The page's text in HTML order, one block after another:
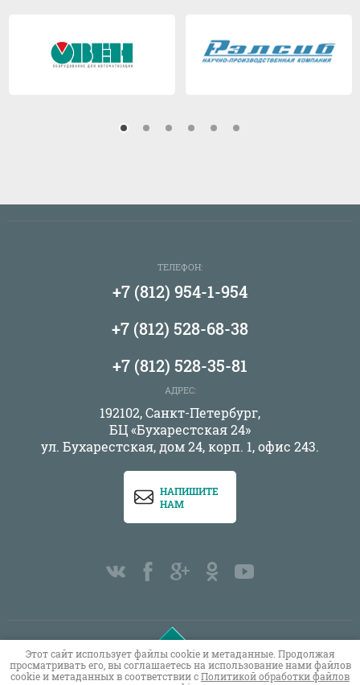
ТЕЛЕФОН:
+7 (812) 954-1-954
+7 (812) 528-68-38
+7 (812) 528-35-81
АДРЕС:
192102, Санкт-Петербург,
БЦ «Бухарестская 24»
ул. Бухарестская, дом 24, корп. 1, офис 243.
НАПИШИТЕ
НАМ
Copyright © 2011 - 2026 ОВЕН СПБ
Этот сайт использует файлы cookie и метаданные. Продолжая
просматривать его, вы соглашаетесь на использование нами файлов
cookie и метаданных в соответствии сПолитикой обработки файлов